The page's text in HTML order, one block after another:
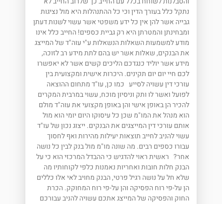
נתקל כלל בעורך הדין וכי כל ההתנהלות היא מול נציגות
גבייה אשר להן אין כל ידע משפטי אשר עשוי לשנות דעתן
ומבחינתן והמטרתן היא רק גביית כספים! החייב כלל אינו
מודע למשמעות השאלות הנשאלות ע"י עוה"ד של המייצג
את הבנקים, שאלות אשר יש בהם לתת מידע רב לזוכה,
מידע אשר יוליד כנגדכם הליכים קשים אשר לא יאפשרו
לכם חיי יום יום תקינים. היכרות אישית ומקצועית בין
עורכי דין עשויה לסייע כמו כן, עו"ד מתחום ההוצאה
לפועל ואשר לו ותק וניסיון מוכח, עשוי במרבית המקרים
להכיר הן באופן אישי והן באופן מקצועי את עוה"ד מולם
הוא מנהל את המו"מ שכן כל עיסוקו היום יומי הוא מול
אותם עורכי דין המייצגים את הבנקים. ייצוג נכון של עו"ד
עשוי להניב לחייב תוצאות יעילות מהירות ואף לחסוך
עבורו כספים רבים. מה שונה מו"מ מול בנק לבין כל נושה
אחר? ראשית ראוי להדגיש כי ההבדל המרכזי הוא כי על
הבנק חלות חובות ואחריות נאמנות כלפי לקוחותיו מה
שלא חל על נושה רגיל פרטי, הבנק מחויב לאי אלו כללים
הן על-פי רוח הפסיקה והן על-פי רוח המחוקק. הכרת
החוק והפסיקה של המייצג אתכם עשויה להניב עבורכם